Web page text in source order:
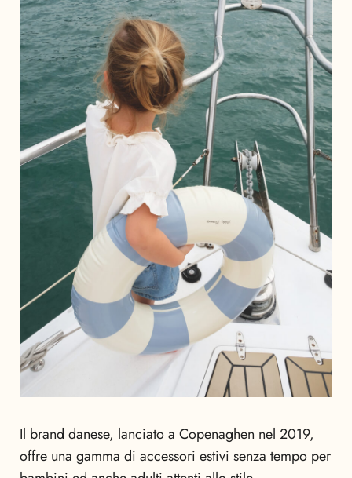
Il brand danese, lanciato a Copenaghen nel 2019,
offre una gamma di accessori estivi senza tempo per